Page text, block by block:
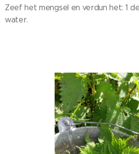
Zeef het mengsel en verdun het: 1
water.